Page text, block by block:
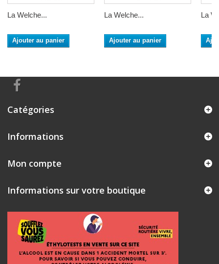
La Welche...
Ajouter au panier
La Welche...
Ajouter au panier
La
Catégories
Informations
Mon compte
Informations sur votre boutique